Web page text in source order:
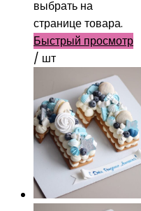
выбрать на
странице товара.
Быстрый просмотр
/ шт